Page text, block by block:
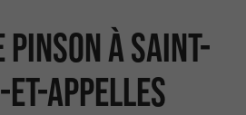
Pinson à Saint-
et-Appelles